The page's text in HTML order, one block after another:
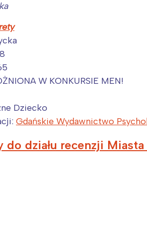
W KONKURSIE MEN!
Dziecko
Gdańskie Wydawnictwo
do działu recenzji